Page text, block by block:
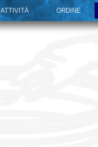
ATTIVITÀ ORDINE